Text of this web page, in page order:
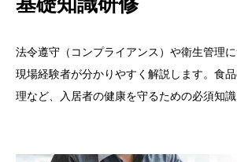
法令遵守（コンプライアンス）や衛生管理
現場経験者が分かりやすく解説します。食
理など、入居者の健康を守るための必須知識